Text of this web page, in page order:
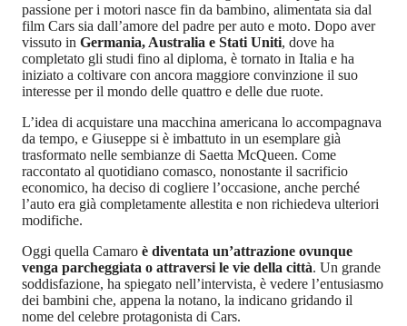
passione per i motori nasce fin da bambino, alimentata sia dal
film Cars sia dall’amore del padre per auto e moto. Dopo aver
vissuto in Germania, Australia e Stati Uniti, dove ha
completato gli studi fino al diploma, è tornato in Italia e ha
iniziato a coltivare con ancora maggiore convinzione il suo
interesse per il mondo delle quattro e delle due ruote.
L’idea di acquistare una macchina americana lo accompagnava
da tempo, e Giuseppe si è imbattuto in un esemplare già
trasformato nelle sembianze di Saetta McQueen. Come
raccontato al quotidiano comasco, nonostante il sacrificio
economico, ha deciso di cogliere l’occasione, anche perché
l’auto era già completamente allestita e non richiedeva ulteriori
modifiche.
Oggi quella Camaro è diventata un’attrazione ovunque
venga parcheggiata o attraversi le vie della città. Un grande
soddisfazione, ha spiegato nell’intervista, è vedere l’entusiasmo
dei bambini che, appena la notano, la indicano gridando il
nome del celebre protagonista di Cars.